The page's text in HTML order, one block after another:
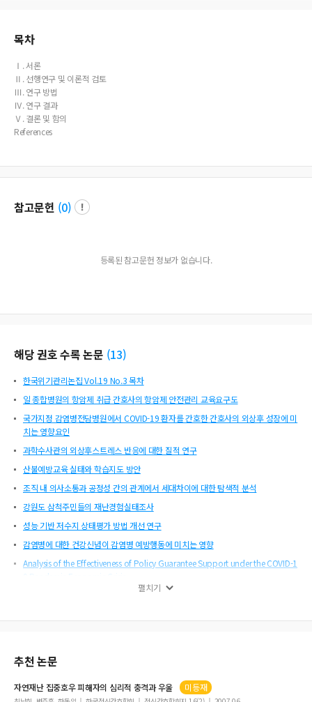
목차
Ⅰ. 서론
Ⅱ. 선행연구 및 이론적 검토
Ⅲ. 연구 방법
Ⅳ. 연구 결과
Ⅴ. 결론 및 함의
References
참고문헌 (0)
등록된 참고문헌 정보가 없습니다.
해당 권호 수록 논문 (13)
한국위기관리논집 Vol.19 No.3 목차
일 종합병원의 항암제 취급 간호사의 항암제 안전관리 교육요구도
국가지정 감염병전담병원에서 COVID-19 환자를 간호한 간호사의 외상후 성장에 미
치는 영향요인
과학수사관의 외상후스트레스 반응에 대한 질적 연구
산불예방교육 실태와 학습지도 방안
조직 내 의사소통과 공정성 간의 관계에서 세대차이에 대한 탐색적 분석
강원도 삼척주민들의 재난경험실태조사
성능 기반 저수지 상태평가 방법 개선 연구
감염병에 대한 건강신념이 감염병 예방행동에 미치는 영향
Analysis of the Effectiveness of Policy Guarantee Support under the COVID-1
9 Pandemic Economic Crisis
호우 재난 피해자가 경험하는 불만이 부적응에 미치는 영향
펼치기
추천 논문
자연재난집중호우피해자의 심리적 충격과 우울 미등재